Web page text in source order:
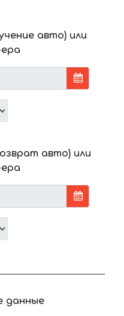
авто) или
авто) или
данные